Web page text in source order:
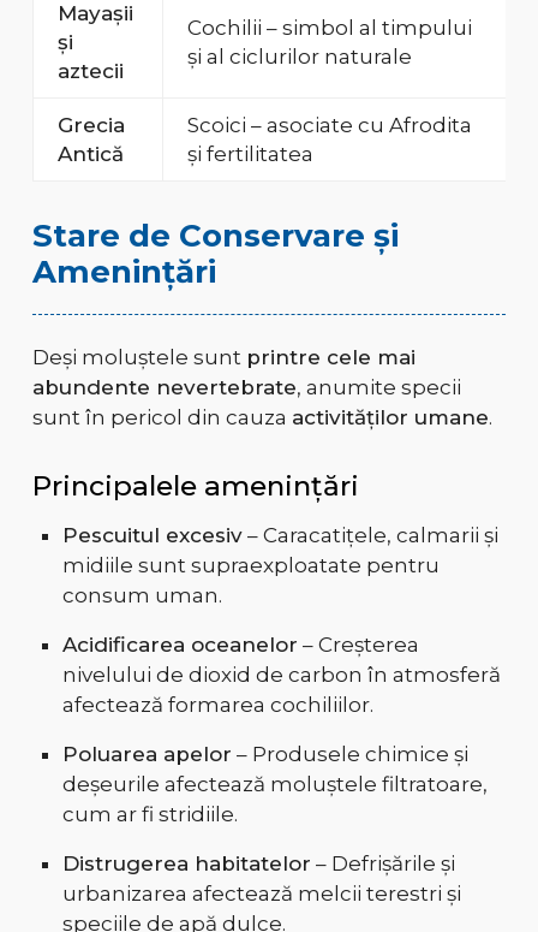
Mayașii
și
aztecii
Cochilii – simbol al timpului
și al ciclurilor naturale
Grecia
Antică
Scoici – asociate cu Afrodita
și fertilitatea
Stare de Conservare și
Amenințări
Deși moluștele sunt printre cele mai
abundente nevertebrate, anumite specii
sunt în pericol din cauza activităților umane.
Principalele amenințări
Pescuitul excesiv– Caracatițele, calmarii și
midiile sunt supraexploatate pentru
consum uman.
Acidificarea oceanelor – Creșterea
nivelului de dioxid de carbon în atmosferă
afectează formarea cochiliilor.
Poluarea apelor – Produsele chimice și
deșeurile afectează moluștele filtratoare,
cum ar fi stridiile.
Distrugerea habitatelor – Defrișările și
urbanizarea afectează melcii terestri și
speciile de apă dulce.